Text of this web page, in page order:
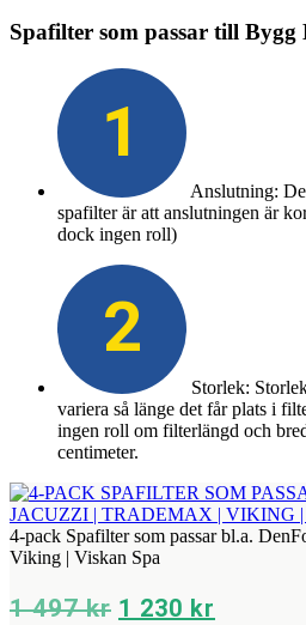
Spafilter som passar till Bygg
1
Anslutning:
spafilter är att anslutningen är
dock ingen roll)
2
Storlek:
variera så länge det får plats i
ingen roll om filterlängd och
centimeter.
4-pack Spafilter som passar bl.a.
Viking | Viskan Spa
1 497kr Det
1 230 kr